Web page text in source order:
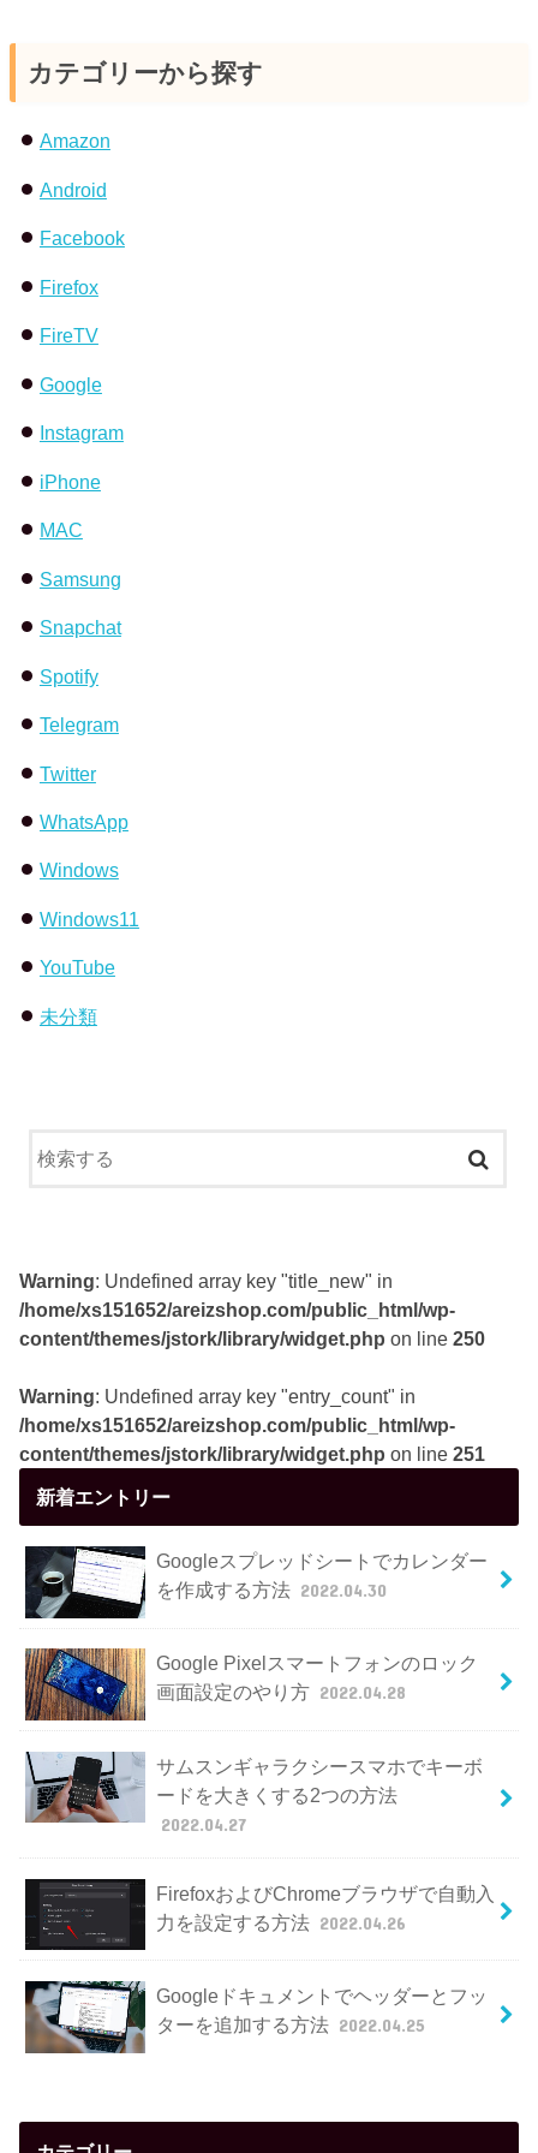
カテゴリーから探す
Amazon
Android
Facebook
Firefox
FireTV
Google
Instagram
iPhone
MAC
Samsung
Snapchat
Spotify
Telegram
Twitter
WhatsApp
Windows
Windows11
YouTube
未分類
Warning: Undefined array key "title_new" in
/home/xs151652/areizshop.com/public_html/wp-
content/themes/jstork/library/widget.php on line250
Warning: Undefined array key "entry_count" in
/home/xs151652/areizshop.com/public_html/wp-
content/themes/jstork/library/widget.php on line251
新着エントリー
Googleスプレッドシートでカレンダー
を作成する方法 2022.04.30
Google Pixelスマートフォンのロック
画面設定のやり方 2022.04.28
サムスンギャラクシースマホでキーボ
ードを大きくする2つの方法
2022.04.27
FirefoxおよびChromeブラウザで自動入
力を設定する方法 2022.04.26
Googleドキュメントでヘッダーとフッ
ターを追加する方法 2022.04.25